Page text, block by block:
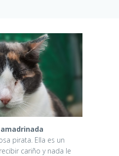
pirata. Ella es un
cariño y nada le